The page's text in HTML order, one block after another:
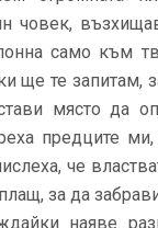
човек,
само към
ще те
място да
предците
че
за да
наяве